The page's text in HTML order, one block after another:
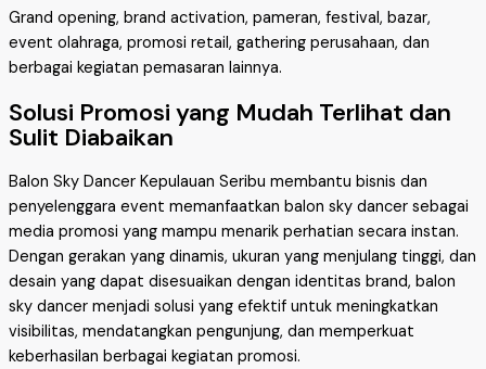
Grand opening, brand activation, pameran, festival, bazar,
event olahraga, promosi retail, gathering perusahaan, dan
berbagai kegiatan pemasaran lainnya.
Solusi Promosi yang Mudah Terlihat dan
Sulit Diabaikan
Balon Sky Dancer Kepulauan Seribu membantu bisnis dan
penyelenggara event memanfaatkan balon sky dancer sebagai
media promosi yang mampu menarik perhatian secara instan.
Dengan gerakan yang dinamis, ukuran yang menjulang tinggi, dan
desain yang dapat disesuaikan dengan identitas brand, balon
sky dancer menjadi solusi yang efektif untuk meningkatkan
visibilitas, mendatangkan pengunjung, dan memperkuat
keberhasilan berbagai kegiatan promosi.